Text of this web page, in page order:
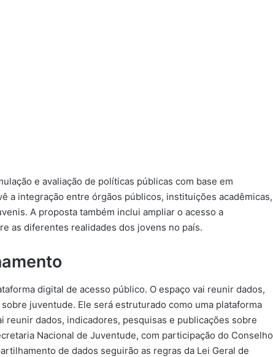
e avaliação de políticas públicas com base em
a integração entre órgãos públicos, instituições acadêmicas,
A proposta também inclui ampliar o acesso a
as diferentes realidades dos jovens no país.
digital de acesso público. O espaço vai reunir dados,
juventude. Ele será estruturado como uma plataforma
reunir dados, indicadores, pesquisas e publicações sobre
Nacional de Juventude, com participação do Conselho
de dados seguirão as regras da Lei Geral de